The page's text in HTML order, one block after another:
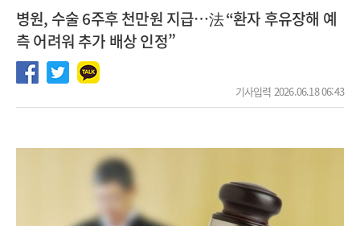
병원, 수술 6주후 천만원 지급…法 “환자 후유장해 예
측 어려워 추가 배상 인정”
기사입력 2026.06.18 06:43